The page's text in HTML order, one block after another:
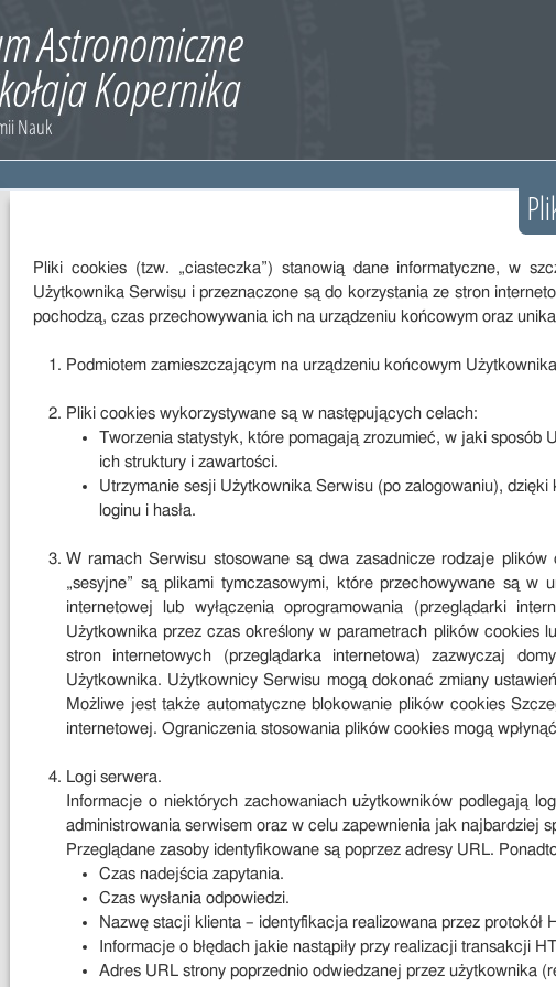
Pliki cookies (tzw. „ciasteczka”) stanowią dane informatyczne, w
Użytkownika Serwisu i przeznaczone są do korzystania ze stron
pochodzą, czas przechowywania ich na urządzeniu końcowym oraz
Podmiotem zamieszczającym na urządzeniu końcowym
Pliki cookies wykorzystywane są w następujących celach:
Tworzenia statystyk, które pomagają zrozumieć, w jaki sposób
ich struktury i zawartości.
Utrzymanie sesji Użytkownika Serwisu (po zalogowaniu),
loginu i hasła.
W ramach Serwisu stosowane są dwa zasadnicze rodzaje plików
„sesyjne” są plikami tymczasowymi, które przechowywane są w
internetowej lub wyłączenia oprogramowania (przeglądarki
Użytkownika przez czas określony w parametrach plików cookies
stron internetowych (przeglądarka internetowa) zazwyczaj
Użytkownika. Użytkownicy Serwisu mogą dokonać zmiany
Możliwe jest także automatyczne blokowanie plików cookies
internetowej. Ograniczenia stosowania plików cookies mogą
Logi serwera.
Informacje o niektórych zachowaniach użytkowników podlegają
administrowania serwisem oraz w celu zapewnienia jak najbardziej
Przeglądane zasoby identyfikowane są poprzez adresy URL.
Czas nadejścia zapytania.
Czas wysłania odpowiedzi.
Nazwę stacji klienta – identyfikacja realizowana przez protokół
Informacje o błędach jakie nastąpiły przy realizacji transakcji
Adres URL strony poprzednio odwiedzanej przez użytkownika